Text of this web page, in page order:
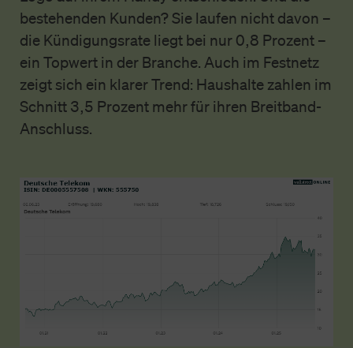
bestehenden Kunden? Sie laufen nicht davon –
die Kündigungsrate liegt bei nur 0,8 Prozent –
ein Topwert in der Branche. Auch im Festnetz
zeigt sich ein klarer Trend: Haushalte zahlen im
Schnitt 3,5 Prozent mehr für ihren Breitband-
Anschluss.